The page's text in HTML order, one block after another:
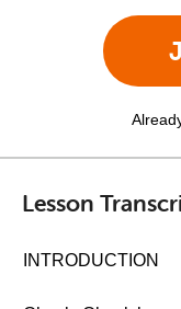
Lesson
INTRODUCTION